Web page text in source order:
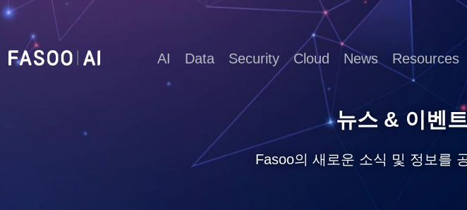
AI Data Security Cloud News Resources
뉴스 & 이벤트
Fasoo의 새로운 소식 및 정보를